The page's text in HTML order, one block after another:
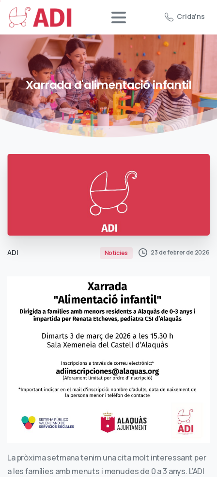
Crida'ns
Xarradad'alimentacióinfantil
ADI Noticies 23 de febrer de 2026
La pròxima setmana tenim una cita molt interessant per
a les famílies amb menuts i menudes de 0 a 3 anys. L’ADI